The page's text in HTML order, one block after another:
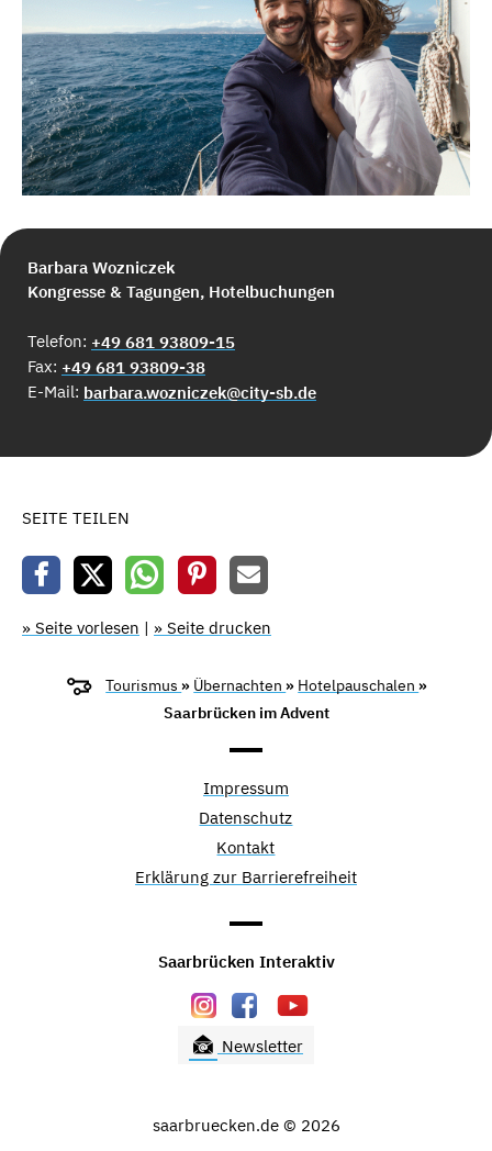
Barbara Wozniczek
Kongresse & Tagungen, Hotelbuchungen
Telefon: +49 681 93809-15
Fax: +49 681 93809-38
E-Mail: barbara.wozniczek@city-sb.de
SEITE TEILEN
» Seite vorlesen | » Seite drucken
Tourismus » Übernachten » Hotelpauschalen »
Saarbrücken im Advent
Impressum
Datenschutz
Kontakt
Erklärung zur Barrierefreiheit
Saarbrücken Interaktiv
Newsletter
saarbruecken.de © 2026